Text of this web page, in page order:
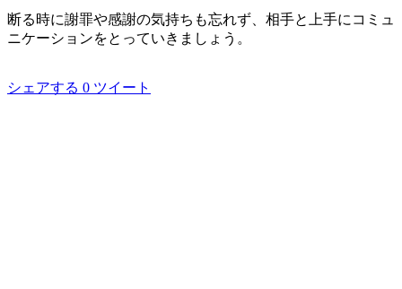
断る時に謝罪や感謝の気持ちも忘れず、相手と上手にコミュ
ニケーションをとっていきましょう。
シェアする 0 ツイート